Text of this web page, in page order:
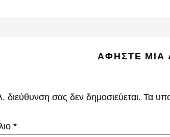
ΑΦΉΣΤΕ ΜΙΑ
διεύθυνση σας δεν δημοσιεύεται. Τα
*